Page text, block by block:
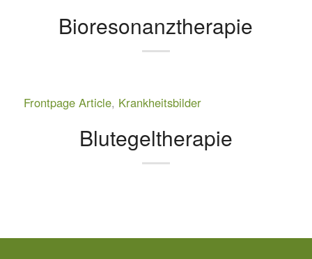
Bioresonanztherapie
Frontpage Article, Krankheitsbilder
Blutegeltherapie